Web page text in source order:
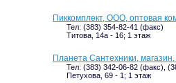
Пиккомплект, ООО, оптовая
Тел: (383) 354-82-41 (факс)
Титова, 14а - 16; 1 этаж
Планета Сантехники,
Тел: (383) 342-06-82 (факс),
Петухова, 69 - 1; 1 этаж